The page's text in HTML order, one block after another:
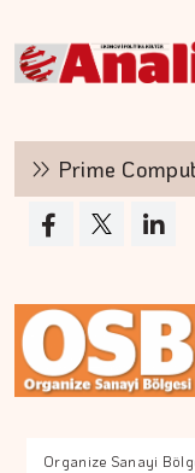
Prime
Organize Sanayi